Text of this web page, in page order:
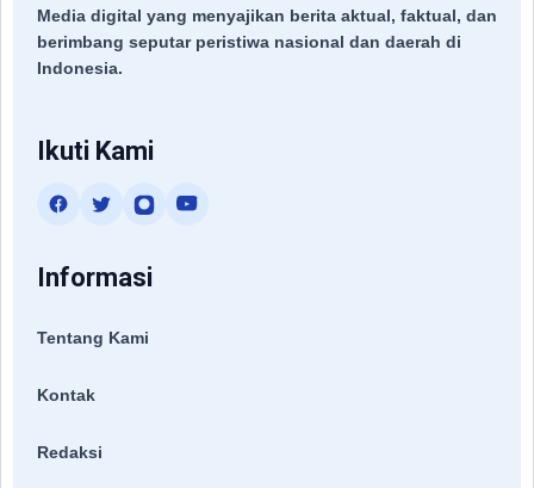
Media digital yang menyajikan berita aktual, faktual, dan
berimbang seputar peristiwa nasional dan daerah di
Indonesia.
Ikuti Kami
Informasi
Tentang Kami
Kontak
Redaksi